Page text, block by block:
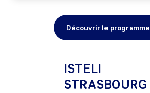
Découvrir le programme
ISTELI
STRASBOURG